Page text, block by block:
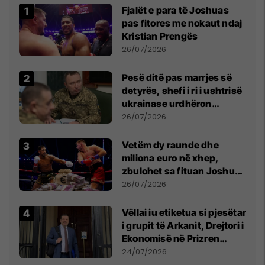
Fjalët e para të Joshuas
pas fitores me nokaut ndaj
Kristian Prengës
26/07/2026
Pesë ditë pas marrjes së
detyrës, shefi i ri i ushtrisë
ukrainase urdhëron
kontroll të madh
26/07/2026
Vetëm dy raunde dhe
miliona euro në xhep,
zbulohet sa fituan Joshua
e Prenga
26/07/2026
Vëllai iu etiketua si pjesëtar
i grupit të Arkanit, Drejtori i
Ekonomisë në Prizren
mohon pretendimet
24/07/2026